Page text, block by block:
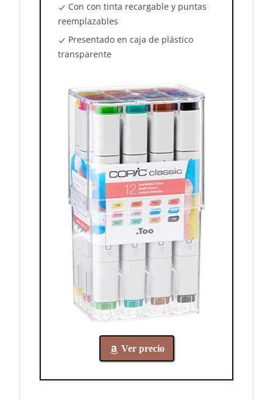
Con con tinta recargable y puntas
reemplazables
Presentado en caja de plástico
transparente
Ver precio